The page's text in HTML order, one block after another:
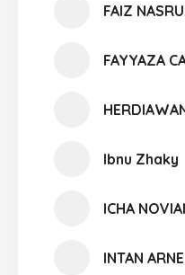
FAIZ
FAYYAZA
Ibnu Zhaky
ICHA
INTAN